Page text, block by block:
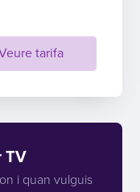
tarifa
TV
i quan vulguis